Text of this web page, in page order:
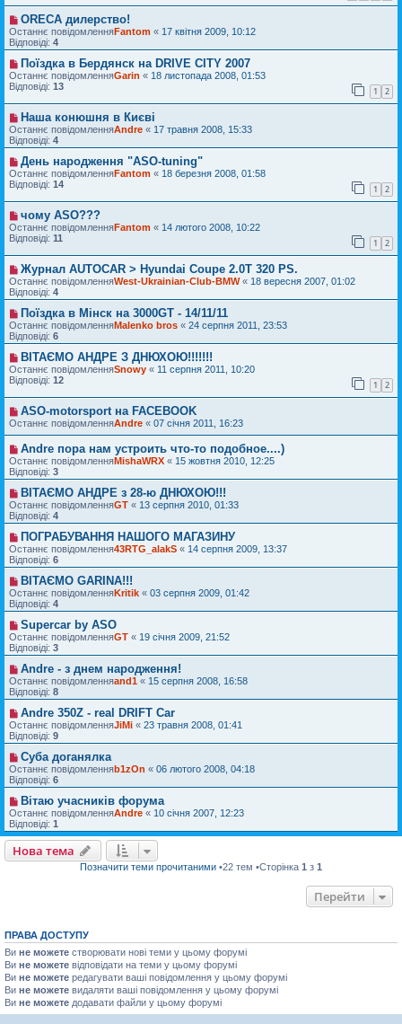
ORECA дилерство!
Останнє повідомленняFantom « 17 квітня 2009, 10:12
Відповіді: 4
Поїздка в Бердянск на DRIVE CITY 2007
Останнє повідомленняGarin « 18 листопада 2008, 01:53
Відповіді: 13 1 2
Наша конюшня в Києві
Останнє повідомленняAndre « 17 травня 2008, 15:33
Відповіді: 4
День народження "ASO-tuning"
Останнє повідомленняFantom « 18 березня 2008, 01:58
Відповіді: 14 1 2
чому ASO???
Останнє повідомленняFantom « 14 лютого 2008, 10:22
Відповіді: 11 1 2
Журнал AUTOCAR > Hyundai Сoupe 2.0T 320 PS.
Останнє повідомленняWest-Ukrainian-Club-BMW« 18 вересня 2007, 01:02
Відповіді: 4
Поїздка в Мінск на 3000GT - 14/11/11
Останнє повідомленняMalenko bros « 24 серпня 2011, 23:53
Відповіді: 6
ВІТАЄМО АНДРЕ З ДНЮХОЮ!!!!!!!
Останнє повідомленняSnowy « 11 серпня 2011, 10:20
Відповіді: 12 1 2
ASO-motorsport на FACEBOOK
Останнє повідомленняAndre « 07 січня 2011, 16:23
Andre пора нам устроить что-то подобное....)
Останнє повідомленняMishaWRX « 15 жовтня 2010, 12:25
Відповіді: 3
ВІТАЄМО АНДРЕ з 28-ю ДНЮХОЮ!!!
Останнє повідомленняGT « 13 серпня 2010, 01:33
Відповіді: 4
ПОГРАБУВАННЯ НАШОГО МАГАЗИНУ
Останнє повідомлення43RTG_alakS « 14 серпня 2009, 13:37
Відповіді: 6
ВІТАЄМО GARINA!!!
Останнє повідомленняKritik « 03 серпня 2009, 01:42
Відповіді: 4
Supercar by ASO
Останнє повідомленняGT « 19 січня 2009, 21:52
Відповіді: 3
Andre - з днем народження!
Останнє повідомленняand1 « 15 серпня 2008, 16:58
Відповіді: 8
Andre 350Z - real DRIFT Car
Останнє повідомленняJiMi « 23 травня 2008, 01:41
Відповіді: 9
Суба доганялка
Останнє повідомленняb1zOn « 06 лютого 2008, 04:18
Відповіді: 6
Вітаю учасників форума
Останнє повідомленняAndre « 10 січня 2007, 12:23
Відповіді: 1
Нова тема
Позначити теми прочитаними •22 тем •Сторінка 1 з 1
Перейти
ПРАВА ДОСТУПУ
Ви не можете створювати нові теми у цьому форумі
Ви не можете відповідати на теми у цьому форумі
Ви не можете редагувати ваші повідомлення у цьому форумі
Ви не можете видаляти ваші повідомлення у цьому форумі
Ви не можете додавати файли у цьому форумі